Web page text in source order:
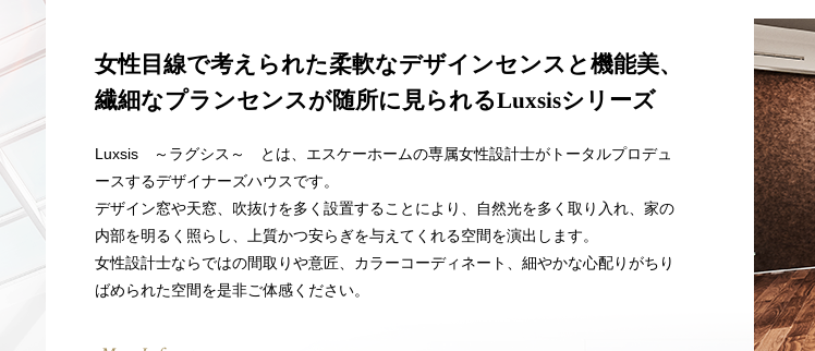
女性目線で考えられた柔軟なデザインセンスと機能美、
繊細なプランセンスが随所に見られるLuxsisシリーズ
Luxsis ～ラグシス～ とは、エスケーホームの専属女性設計士がトータルプロデュ
ースするデザイナーズハウスです。
デザイン窓や天窓、吹抜けを多く設置することにより、自然光を多く取り入れ、家の
内部を明るく照らし、上質かつ安らぎを与えてくれる空間を演出します。
女性設計士ならではの間取りや意匠、カラーコーディネート、細やかな心配りがちり
ばめられた空間を是非ご体感ください。